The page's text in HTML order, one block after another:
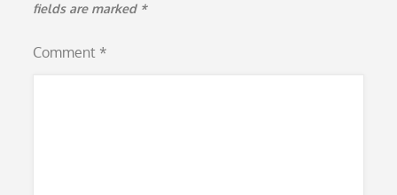
fields are marked *
Comment *